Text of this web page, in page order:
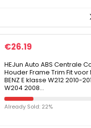
€26.19
HEJun Auto ABS Centrale
Houder Frame Trim Fit voor
BENZ E klasse W212 2010-
W204 2008…
Already Sold: 22%